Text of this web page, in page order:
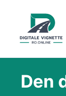
Om Os
Den